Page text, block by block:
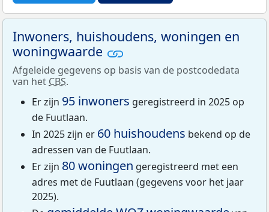
Inwoners, huishoudens, woningen en
woningwaarde
Afgeleide gegevens op basis van de postcodedata
van het CBS.
Er zijn 95 inwoners geregistreerd in 2025 op
de Fuutlaan.
In 2025 zijn er 60 huishoudens bekend op de
adressen van de Fuutlaan.
Er zijn 80 woningen geregistreerd met een
adres met de Fuutlaan (gegevens voor het jaar
2025).